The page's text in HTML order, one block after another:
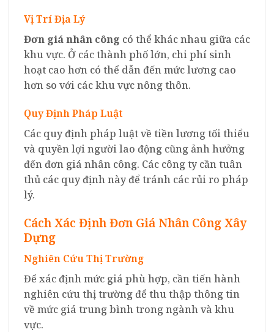
Vị Trí Địa Lý
Đơn giá nhân công có thể khác nhau giữa các
khu vực. Ở các thành phố lớn, chi phí sinh
hoạt cao hơn có thể dẫn đến mức lương cao
hơn so với các khu vực nông thôn.
Quy Định Pháp Luật
Các quy định pháp luật về tiền lương tối thiểu
và quyền lợi người lao động cũng ảnh hưởng
đến đơn giá nhân công. Các công ty cần tuân
thủ các quy định này để tránh các rủi ro pháp
lý.
Cách Xác Định Đơn Giá Nhân Công Xây
Dựng
Nghiên Cứu Thị Trường
Để xác định mức giá phù hợp, cần tiến hành
nghiên cứu thị trường để thu thập thông tin
về mức giá trung bình trong ngành và khu
vực.